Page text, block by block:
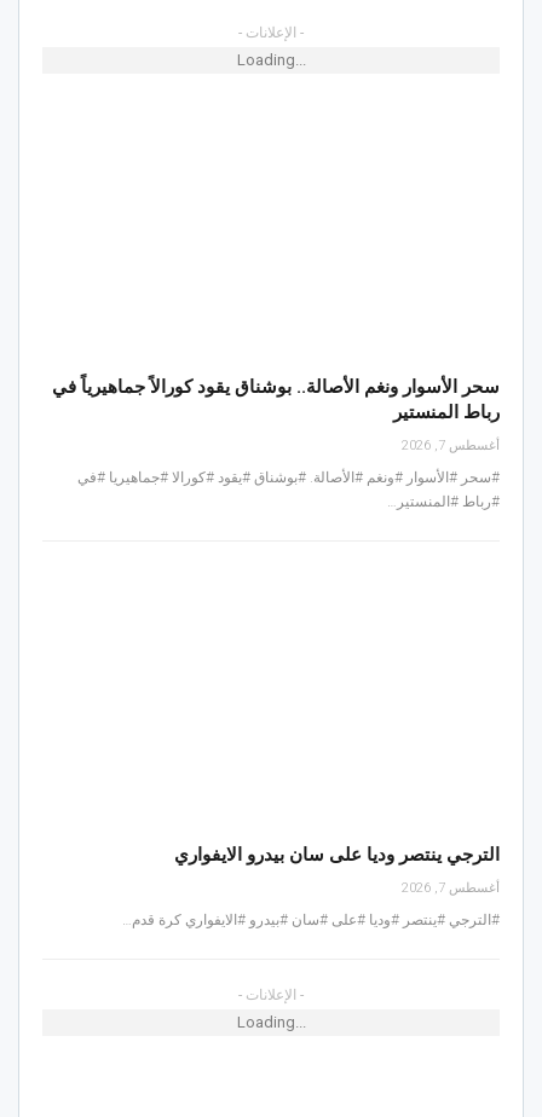
- الإعلانات -
Loading...
سحر الأسوار ونغم الأصالة.. بوشناق يقود كورالاً جماهيرياً في
رباط المنستير
أغسطس 7, 2026
#سحر #الأسوار #ونغم #الأصالة. #بوشناق #يقود #كورالا #جماهيريا #في
#رباط #المنستير…
الترجي ينتصر وديا على سان بيدرو الايفواري
أغسطس 7, 2026
#الترجي #ينتصر #وديا #على #سان #بيدرو #الايفواري كرة قدم…
- الإعلانات -
Loading...